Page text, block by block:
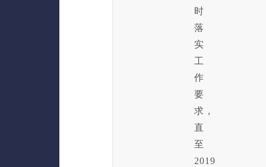
时
落
实
工
作
要
求，
直
至
2019